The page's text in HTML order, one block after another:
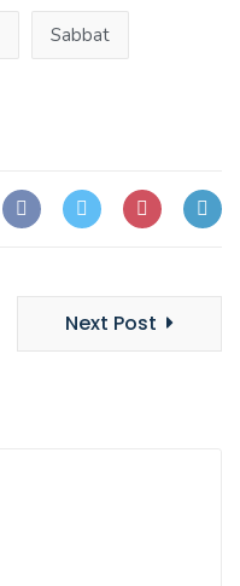
Sabbat
Next Post